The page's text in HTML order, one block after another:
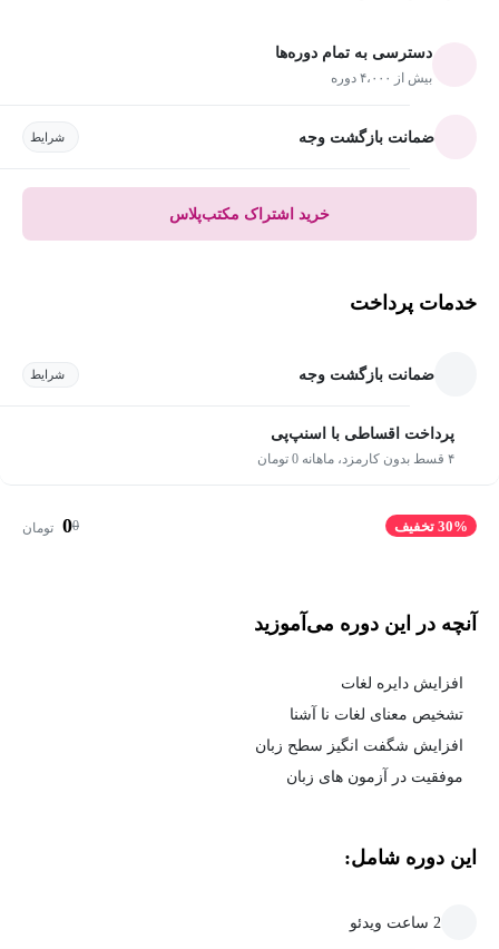
دسترسی به تمام دوره‌ها
بیش از ۴،۰۰۰ دوره
ضمانت بازگشت وجه شرایط
خرید اشتراک مکتب‌پلاس
خدمات پرداخت
ضمانت بازگشت وجه شرایط
پرداخت اقساطی با اسنپ‌پی
۴ قسط بدون کارمزد، ماهانه 0 تومان
30% تخفیف 0
0 تومان
آنچه در این دوره می‌آموزید
افزایش دایره لغات
تشخیص معنای لغات نا آشنا
افزایش شگفت انگیز سطح زبان
موفقیت در آزمون های زبان
این دوره شامل:
2 ساعت ویدئو